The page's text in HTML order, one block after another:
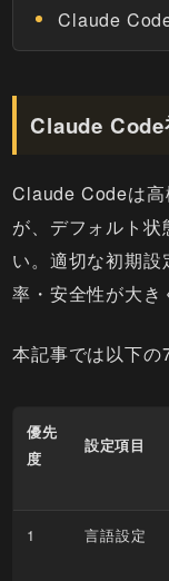
Claude
Claude
Claude Codeは高
が、デフォルト
い。適切な初期
率・安全性が大き
本記事では以下の
優先
度
設定項目
1 言語設定